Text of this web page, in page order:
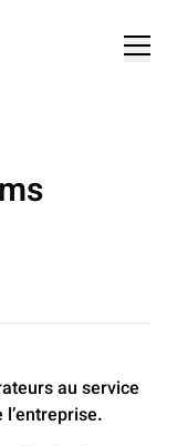
au service